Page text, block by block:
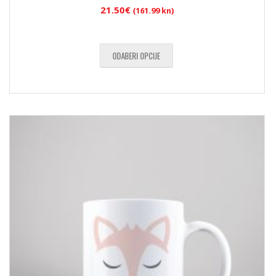
21.50€ (161.99 kn)
ODABERI OPCIJE